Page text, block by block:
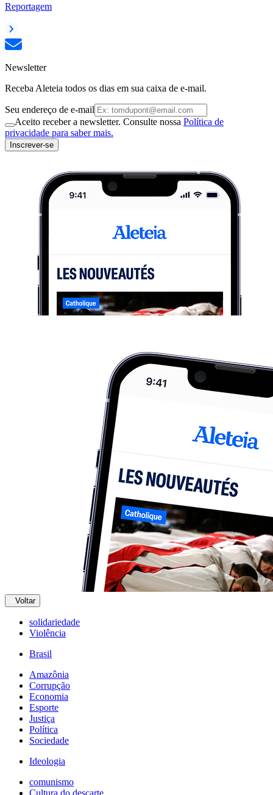
Reportagem
Newsletter
Receba Aleteia todos os dias em sua caixa de e-mail.
Seu endereço de e-mail
Aceito receber a newsletter. Consulte nossa Política de
privacidade para saber mais.
Inscrever-se
Voltar
solidariedade
Violência
Brasil
Amazônia
Corrupção
Economia
Esporte
Justiça
Política
Sociedade
Ideologia
comunismo
Cultura do descarte